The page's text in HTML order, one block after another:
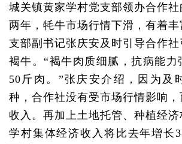
城关镇黄家学村党支部领办合作
两年，牦牛市场行情下滑，有着
支部副书记张庆安及时引导合作
褐牛。“褐牛肉质细腻，抗病能力
50斤肉。”张庆安介绍，因为及
种，合作社没有受市场行情影响
收入。再加上土地托管、种植经
学村集体经济收入将比去年增长